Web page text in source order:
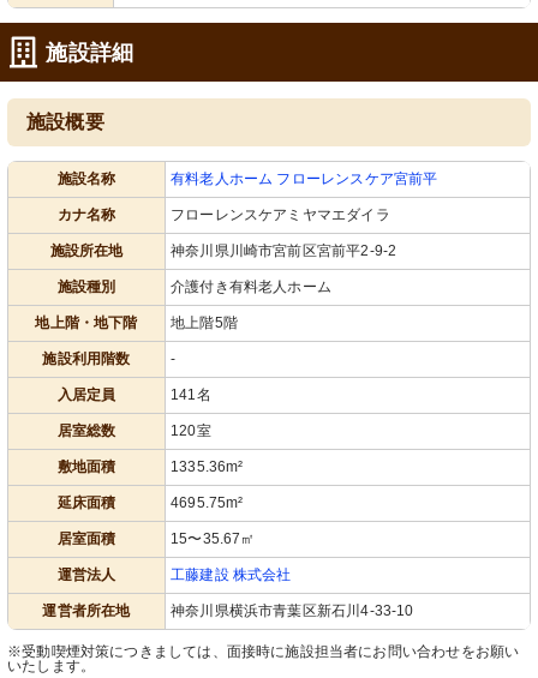
屋上
ゆったりとした屋上テラスで、穏やか
な空間が広がっています。
施設詳細
施設概要
施設名称 有料老人ホーム フローレンスケア宮前平
カナ名称 フローレンスケアミヤマエダイラ
施設所在地 神奈川県川崎市宮前区宮前平2-9-2
施設種別 介護付き有料老人ホーム
地上階・地下階 地上階5階
施設利用階数 -
入居定員 141名
居室総数 120室
敷地面積 1335.36m²
延床面積 4695.75m²
居室面積 15〜35.67㎡
運営法人 工藤建設 株式会社
運営者所在地 神奈川県横浜市青葉区新石川4-33-10
※受動喫煙対策につきましては、面接時に施設担当者にお問い合わせをお願い
いたします。